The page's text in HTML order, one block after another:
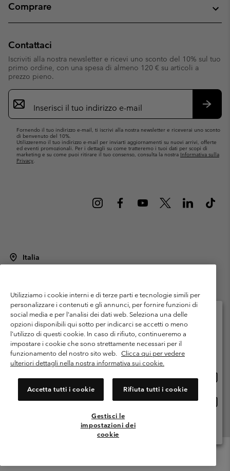
Comprare
Contattaci
Iscriviti alla nostra newsletter e ricevi uno sconto del 10% sul tuo
primo ordine, con una spesa di almeno 120 € su articoli a
prezzo pieno.
Iscrizione
e-
mail
Fornendo il tuo indirizzo e-mail, ti iscrivi alla nostra newsletter e riceverai uno sconto
di benvenuto del 10%.
Utilizzeremo il tuo indirizzo e-mail per inviarti aggiornamenti su nuovi arrivi, offerte
ed eventi promozionali. Per i dettagli su come tratteremo i tuoi dati per scopi di
marketing e su come puoi ritirare il tuo consenso, consulta la nostra Informativa sulla
Privacy.
Italia
Termini di utilizzo
Condizioni Generali di Venditaa
Garanzia
Politica sulla privacy
Termini e condizioni del programma di membership
Condizioni di utilizzo dei contenuti generati dagli utenti
Impressum
Cookies
Public CBCR
Servizio clienti: Lun. - ven. 9:00 - 13:00 & 14:00- 18:00
(+)390694804176
Utilizziamo i cookie interni e di terze parti e tecnologie simili per
personalizzare i contenuti e gli annunci, per fornire funzioni di
social media e per l'analisi dei dati web. Seleziona una delle
opzioni disponibili qui sotto per indicarci se accetti o meno
l'utilizzo di questi cookie. In caso di rifiuto, continueremo a
impostare i cookie che sono strettamente necessari per il
funzionamento del nostro sito web. Clicca qui per vedere
ulteriori dettagli nella nostra informativa sui cookie.
Accetta tutti i cookie Rifiuta tutti i cookie
Gestisci le
impostazioni dei
cookie
Seleziona il paese di spedizione e la lingua
Shopping online disponibile
online
Italia
online
Visualizza Tutti I Paesi